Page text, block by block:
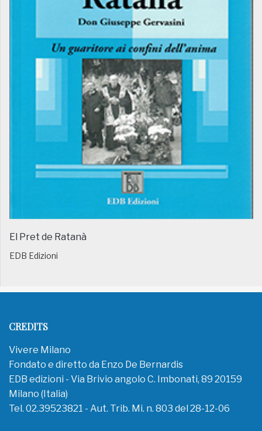
El Pret de Ratanà
EDB Edizioni
CREDITS
Vivere Milano
Fondato e diretto da Enzo De Bernardis
EDB edizioni - Via Brivio angolo C. Imbonati, 89 20159
Milano (Italia)
Tel. 02.39523821 - Aut. Trib. Mi. n. 803 del 28-12-06